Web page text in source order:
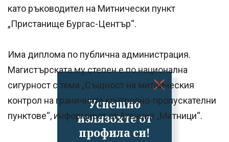
Успешно
излязохте от
профила си!
като ръководител на Митнически пункт
„Пристанище Бургас-Център“.
Има диплома по публична администрация.
Магистърската му степен е по национална
сигурност с тема „Същност на митническия
контрол на граничните контролно-пропускателни
пунктове“, информират от Агенция „Митници“.